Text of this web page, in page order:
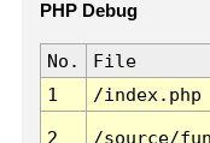
PHP Debug
No. File
1
/index.php
2 /source/